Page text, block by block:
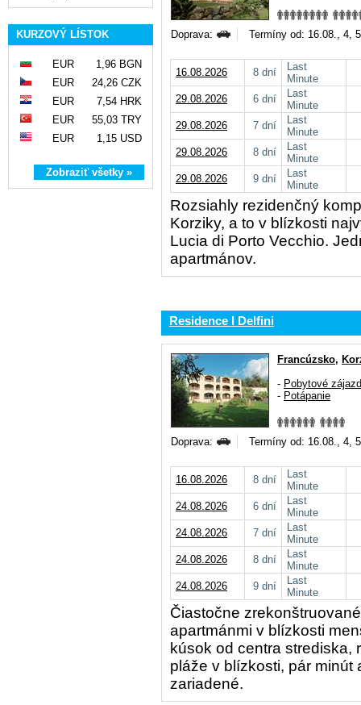
KURZOVÝ LÍSTOK
EUR
1,96 BGN
EUR
24,26 CZK
EUR
7,54 HRK
EUR
55,03 TRY
EUR
1,15 USD
Zobraziť všetky »
Doprava: Termíny od: 16.08., 4,
16.08.2026 8 dní
Last
Minute
29.08.2026
6 dní
Last
Minute
29.08.2026
7 dní
Last
Minute
29.08.2026
8 dní
Last
Minute
29.08.2026
9 dní
Last
Minute
Rozsiahly rezidenčný
Korziky, a to v blízkosti
Lucia di Porto Vecchio.
apartmánov.
Residence I Delfini
Francúzsko,
- Pobytové
- Potápanie
Doprava: Termíny od: 16.08., 4,
16.08.2026 8 dní
Last
Minute
24.08.2026
6 dní
Last
Minute
24.08.2026
7 dní
Last
Minute
24.08.2026
8 dní
Last
Minute
24.08.2026
9 dní
Last
Minute
Čiastočne
apartmánmi v blízkosti
kúsok od centra
pláže v blízkosti, pár
zariadené.